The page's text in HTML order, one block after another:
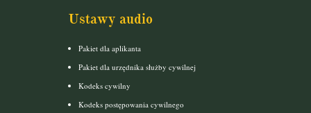
Ustawy audio
Pakiet dla aplikanta
Pakiet dla urzędnika służby cywilnej
Kodeks cywilny
Kodeks postępowania cywilnego